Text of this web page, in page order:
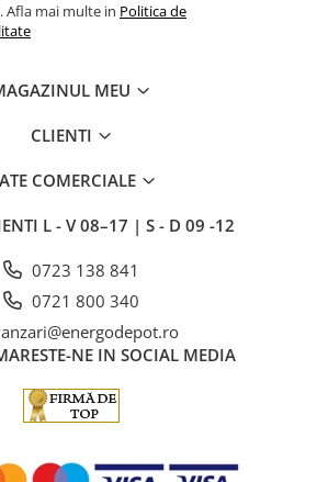
Afla mai multe in Politica de
MEU
CLIENTI
COMERCIALE
L - V 08–17 | S - D 09 -12
0723 138 841
0721 800 340
NE IN SOCIAL MEDIA